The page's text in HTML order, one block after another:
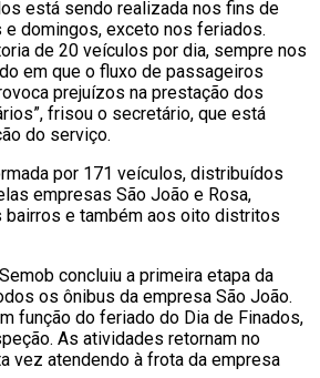
está sendo realizada nos fins de
e domingos, exceto nos feriados.
de 20 veículos por dia, sempre nos
em que o fluxo de passageiros
prejuízos na prestação dos
frisou o secretário, que está
do serviço.
por 171 veículos, distribuídos
empresas São João e Rosa,
bairros e também aos oito distritos
concluiu a primeira etapa da
os ônibus da empresa São João.
função do feriado do Dia de Finados,
As atividades retornam no
vez atendendo à frota da empresa